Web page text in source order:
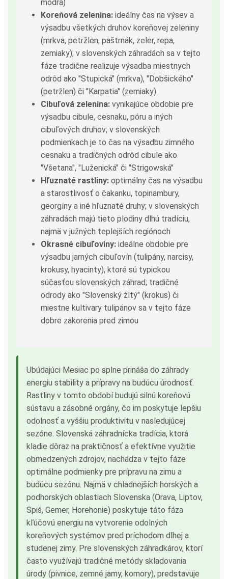
modrá)
Koreňová zelenina: ideálny čas na výsev a
výsadbu všetkých druhov koreňovej zeleniny
(mrkva, petržlen, paštrnák, zeler, repa,
zemiaky); v slovenských záhradách sa v tejto
fáze tradične realizuje výsadba miestnych
odrôd ako "Stupická" (mrkva), "Dobšického"
(petržlen) či "Karpatia" (zemiaky)
Cibuľová zelenina: vynikajúce obdobie pre
výsadbu cibule, cesnaku, póru a iných
cibuľových druhov; v slovenských
podmienkach je to čas na výsadbu zimného
cesnaku a tradičných odrôd cibule ako
"Všetana", "Luženická" či "Strigowská"
Hľuznaté rastliny: optimálny čas na výsadbu
a starostlivosť o čakanku, topinambury,
georgíny a iné hľuznaté druhy; v slovenských
záhradách majú tieto plodiny dlhú tradíciu,
najmä v južných teplejších regiónoch
Okrasné cibuľoviny: ideálne obdobie pre
výsadbu jarných cibuľovín (tulipány, narcisy,
krokusy, hyacinty), ktoré sú typickou
súčasťou slovenských záhrad; tradičné
odrody ako "Slovenský žltý" (krokus) či
miestne kultivary tulipánov sa v tejto fáze
dobre zakorenia pred zimou
Ubúdajúci Mesiac po splne prináša do záhrady
energiu stability a prípravy na budúcu úrodnosť.
Rastliny v tomto období budujú silnú koreňovú
sústavu a zásobné orgány, čo im poskytuje lepšiu
odolnosť a vyššiu produktivitu v nasledujúcej
sezóne. Slovenská záhradnícka tradícia, ktorá
kladie dôraz na praktičnosť a efektívne využitie
obmedzených zdrojov, nachádza v tejto fáze
optimálne podmienky pre prípravu na zimu a
budúcu sezónu. Najmä v chladnejších horských a
podhorských oblastiach Slovenska (Orava, Liptov,
Spiš, Gemer, Horehonie) poskytuje táto fáza
kľúčovú energiu na vytvorenie odolných
koreňových systémov pred príchodom dlhej a
studenej zimy. Pre slovenských záhradkárov, ktorí
často využívajú tradičné metódy skladovania
úrody (pivnice, zemné jamy, komory), predstavuje